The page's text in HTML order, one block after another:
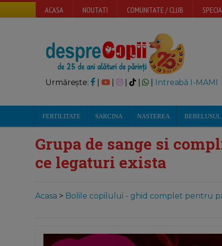
ACASA NOUTATI COMUNITATE / CLUB
Urmărește: | | Intreabă I-MAMI
FERTILITATE SARCINA NASTEREA BEBELUSUL
Grupa de sange si
ce legaturi exista
Acasa > Bolile copilului - ghid complet pentru